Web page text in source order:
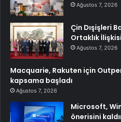
Ağustos 7, 2026
Çin Dışişleri
Ortaklık
Ağustos 7, 2026
Macquarie, Rakuten için
kapsama başladı
Ağustos 7, 2026
Microsoft,
önerisini